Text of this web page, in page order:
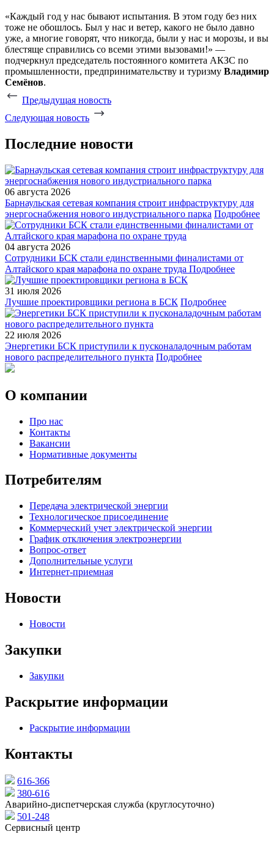
«Каждый год у нас бывают испытания. В этом году без них
тоже не обошлось. Был у нас и ветер, какого не было давно
уже, а многие говорят, что никогда, были у нас и морозы, и вы
блестяще справились со всеми этими вызовами!» —
подчеркнул председатель постоянного комитета АКЗС по
промышленности, предпринимательству и туризму Владимир
Семёнов.
Предыдущая новость
Следующая новость
Последние новости
06 августа 2026
Барнаульская сетевая компания строит инфраструктуру для
энергоснабжения нового индустриального парка Подробнее
04 августа 2026
Сотрудники БСК стали единственными финалистами от
Алтайского края марафона по охране труда Подробнее
31 июля 2026
Лучшие проектировщики региона в БСК Подробнее
22 июля 2026
Энергетики БСК приступили к пусконаладочным работам
нового распределительного пункта Подробнее
О компании
Про нас
Контакты
Вакансии
Нормативные документы
Потребителям
Передача электрической энергии
Технологическое присоединение
Коммерческий учет электрической энергии
График отключения электроэнергии
Вопрос-ответ
Дополнительные услуги
Интернет-приемная
Новости
Новости
Закупки
Закупки
Раскрытие информации
Раскрытие информации
Контакты
616-366
380-616
Аварийно-диспетчерская служба (круглосуточно)
501-248
Сервисный центр